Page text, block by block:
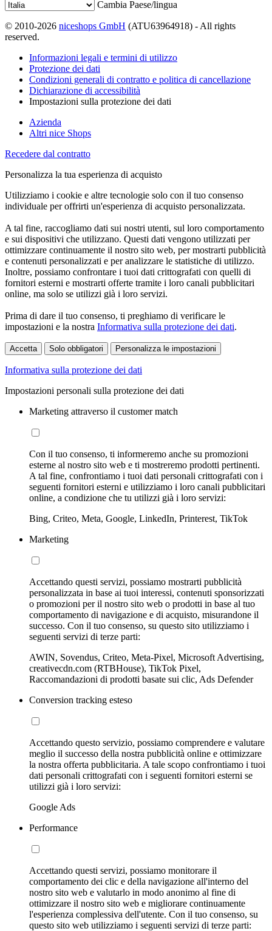
Cambia Paese/lingua
© 2010-2026 niceshops GmbH (ATU63964918) - All rights
reserved.
Informazioni legali e termini di utilizzo
Protezione dei dati
Condizioni generali di contratto e politica di cancellazione
Dichiarazione di accessibilità
Impostazioni sulla protezione dei dati
Azienda
Altri nice Shops
Recedere dal contratto
Personalizza la tua esperienza di acquisto
Utilizziamo i cookie e altre tecnologie solo con il tuo consenso
individuale per offrirti un'esperienza di acquisto personalizzata.
A tal fine, raccogliamo dati sui nostri utenti, sul loro comportamento
e sui dispositivi che utilizzano. Questi dati vengono utilizzati per
ottimizzare continuamente il nostro sito web, per mostrarti pubblicità
e contenuti personalizzati e per analizzare le statistiche di utilizzo.
Inoltre, possiamo confrontare i tuoi dati crittografati con quelli di
fornitori esterni e mostrarti offerte tramite i loro canali pubblicitari
online, ma solo se utilizzi già i loro servizi.
Prima di dare il tuo consenso, ti preghiamo di verificare le
impostazioni e la nostra Informativa sulla protezione dei dati.
Accetta Solo obbligatori Personalizza le impostazioni
Informativa sulla protezione dei dati
Impostazioni personali sulla protezione dei dati
Marketing attraverso il customer match
Con il tuo consenso, ti informeremo anche su promozioni
esterne al nostro sito web e ti mostreremo prodotti pertinenti.
A tal fine, confrontiamo i tuoi dati personali crittografati con i
seguenti fornitori esterni e utilizziamo i loro canali pubblicitari
online, a condizione che tu utilizzi già i loro servizi:
Bing, Criteo, Meta, Google, LinkedIn, Printerest, TikTok
Marketing
Accettando questi servizi, possiamo mostrarti pubblicità
personalizzata in base ai tuoi interessi, contenuti sponsorizzati
o promozioni per il nostro sito web o prodotti in base al tuo
comportamento di navigazione e di acquisto, misurandone il
successo. Con il tuo consenso, su questo sito utilizziamo i
seguenti servizi di terze parti:
AWIN, Sovendus, Criteo, Meta-Pixel, Microsoft Advertising,
creativecdn.com (RTBHouse), TikTok Pixel,
Raccomandazioni di prodotti basate sui clic, Ads Defender
Conversion tracking esteso
Accettando questo servizio, possiamo comprendere e valutare
meglio il successo della nostra pubblicità online e ottimizzare
la nostra offerta pubblicitaria. A tale scopo confrontiamo i tuoi
dati personali crittografati con i seguenti fornitori esterni se
utilizzi già i loro servizi:
Google Ads
Performance
Accettando questi servizi, possiamo monitorare il
comportamento dei clic e della navigazione all'interno del
nostro sito web e valutarlo in modo anonimo al fine di
ottimizzare il nostro sito web e migliorare continuamente
l'esperienza complessiva dell'utente. Con il tuo consenso, su
questo sito web utilizziamo i seguenti servizi di terze parti: